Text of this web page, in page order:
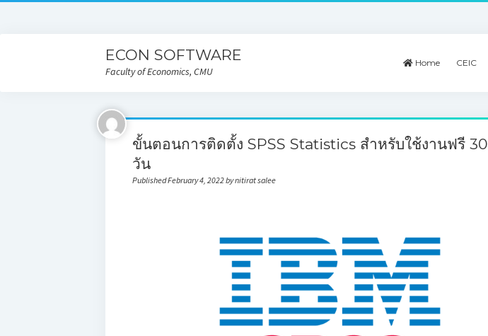
ECON SOFTWARE
Faculty of Economics, CMU
Home CEIC
ขั้นตอนการติดตั้ง SPSS Statistics สำหรับใช้งานฟรี 30
วัน
Published February 4, 2022 by nitirat salee